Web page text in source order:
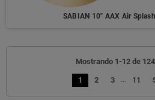
SABIAN 10" AAX Air
Mostrando 1-12 de
1 2 3 … 11